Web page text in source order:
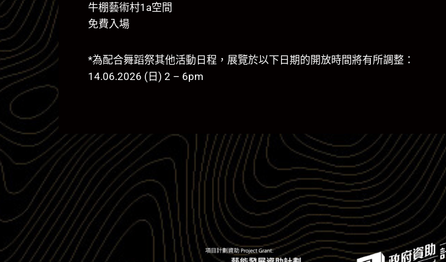
牛棚藝術村1a空間
免費入場
*為配合舞蹈祭其他活動日程，展覽於以下日期的開放時間將有所調整：
14.06.2026 (日) 2 – 6pm